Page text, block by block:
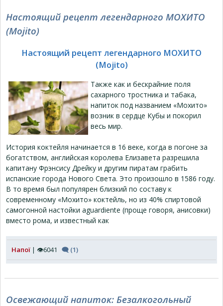
Настоящий рецепт легендарного МОХИТО
(Mojito)
Настоящий рецепт легендарного МОХИТО
(Mojito)
Также как и бескрайние поля
сахарного тростника и табака,
напиток под названием «Мохито»
возник в сердце Кубы и покорил
весь мир.
История коктейля начинается в 16 веке, когда в погоне за
богатством, английская королева Елизавета разрешила
капитану Фрэнсису Дрейку и другим пиратам грабить
испанские города Нового Света. Это произошло в 1586 году.
В то время был популярен близкий по составу к
современному «Мохито» коктейль, но из 40% спиртовой
самогонной настойки aguardiente (проще говоря, анисовки)
вместо рома, и известный как
Напої | 👁6041 🗨 (1)
Освежающий напиток: Безалкогольный